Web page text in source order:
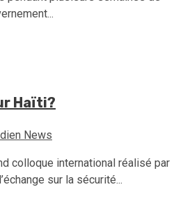
Haïti?
News
colloque international réalisé par
sur la sécurité...